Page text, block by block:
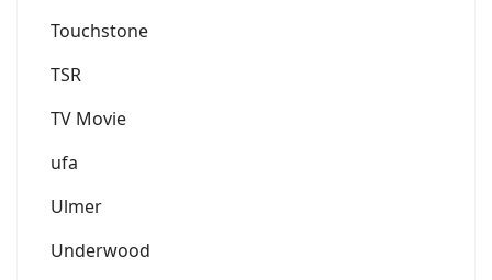
Touchstone
TSR
TV Movie
ufa
Ulmer
Underwood